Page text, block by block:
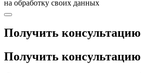
на обработку своих данных
Получить консультацию
Получить консультацию